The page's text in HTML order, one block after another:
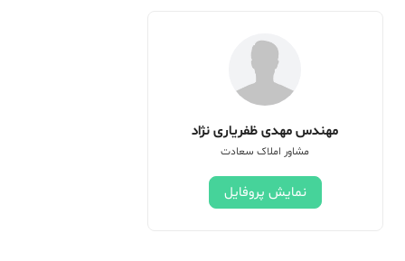
مهندس مهدی ظفریاری نژاد
مشاور املاک سعادت
نمایش پروفایل